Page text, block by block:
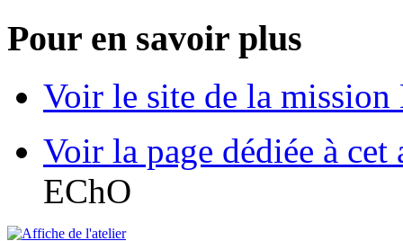
Pour en savoir plus
Voir le site de la mission
Voir la page dédiée à cet
EChO